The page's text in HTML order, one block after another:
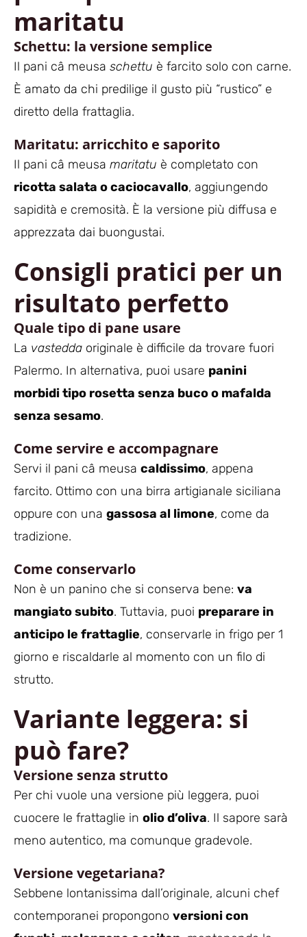
maritatu
Schettu: la versione semplice
Il pani câ meusa schettu è farcito solo con carne.
È amato da chi predilige il gusto più “rustico” e
diretto della frattaglia.
Maritatu: arricchito e saporito
Il pani câ meusa maritatu è completato con
ricotta salata o caciocavallo, aggiungendo
sapidità e cremosità. È la versione più diffusa e
apprezzata dai buongustai.
Consigli pratici per un
risultato perfetto
Quale tipo di pane usare
La vastedda originale è difficile da trovare fuori
Palermo. In alternativa, puoi usare panini
morbidi tipo rosetta senza buco o mafalda
senza sesamo.
Come servire e accompagnare
Servi il pani câ meusa caldissimo, appena
farcito. Ottimo con una birra artigianale siciliana
oppure con una gassosa al limone, come da
tradizione.
Come conservarlo
Non è un panino che si conserva bene: va
mangiato subito. Tuttavia, puoi preparare in
anticipo le frattaglie, conservarle in frigo per 1
giorno e riscaldarle al momento con un filo di
strutto.
Variante leggera: si
può fare?
Versione senza strutto
Per chi vuole una versione più leggera, puoi
cuocere le frattaglie in olio d’oliva. Il sapore sarà
meno autentico, ma comunque gradevole.
Versione vegetariana?
Sebbene lontanissima dall’originale, alcuni chef
contemporanei propongono versioni con